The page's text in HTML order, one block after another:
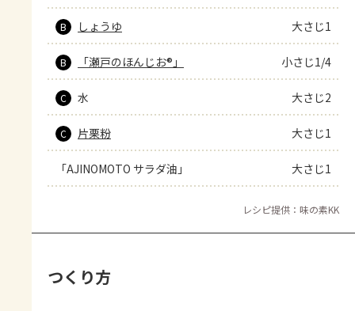
B しょうゆ 大さじ1
B 「瀬戸のほんじお®」 小さじ1/4
C 水 大さじ2
C 片栗粉 大さじ1
「AJINOMOTO サラダ油」 大さじ1
レシピ提供：味の素KK
つくり方